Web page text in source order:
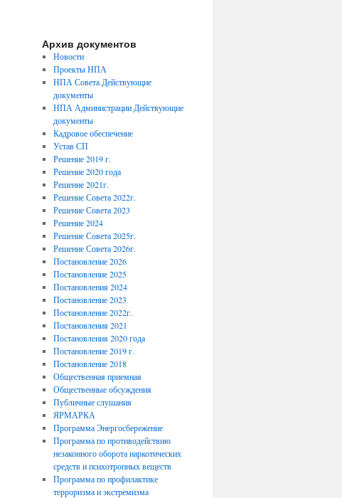
Архив документов
Новости
Проекты НПА
НПА Совета Действующие
документы
НПА Администрации Действующие
документы
Кадровое обеспечение
Устав СП
Решение 2019 г.
Решение 2020 года
Решение 2021г.
Решение Совета 2022г.
Решение Совета 2023
Решение 2024
Решение Совета 2025г.
Решение Совета 2026г.
Постановление 2026
Постановление 2025
Постановления 2024
Постановление 2023
Постановление 2022г.
Постановления 2021
Постановления 2020 года
Постановление 2019 г.
Постановление 2018
Общественная приемная
Общественные обсуждения
Публичные слушания
ЯРМАРКА
Программа Энергосбережение
Программа по противодействию
незаконного оборота наркотических
средств и психотропных веществ
Программа по профилактике
терроризма и экстремизма